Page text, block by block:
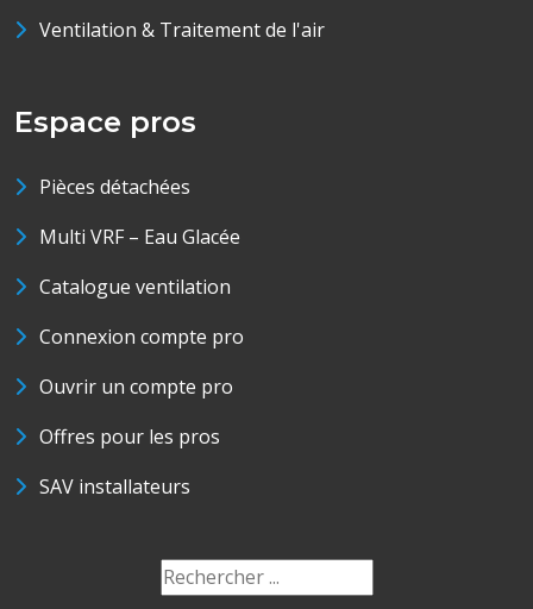
Ventilation & Traitement de l'air
Espace pros
Pièces détachées
Multi VRF – Eau Glacée
Catalogue ventilation
Connexion compte pro
Ouvrir un compte pro
Offres pour les pros
SAV installateurs